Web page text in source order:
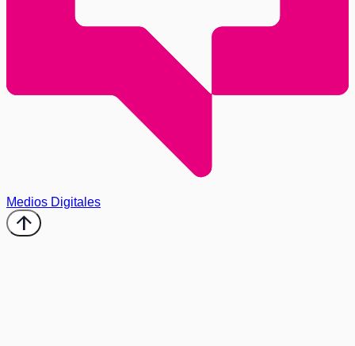
Medios Digitales
arrow_upward